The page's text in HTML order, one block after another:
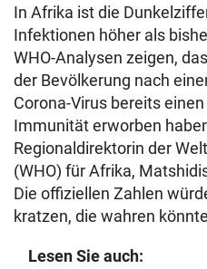
In Afrika ist die
Infektionen höher als
WHO-Analysen zeigen,
der Bevölkerung nach
Corona-Virus bereits
Immunität erworben
Regionaldirektorin der
(WHO) für Afrika,
Die offiziellen Zahlen
kratzen, die wahren
Lesen Sie auch: